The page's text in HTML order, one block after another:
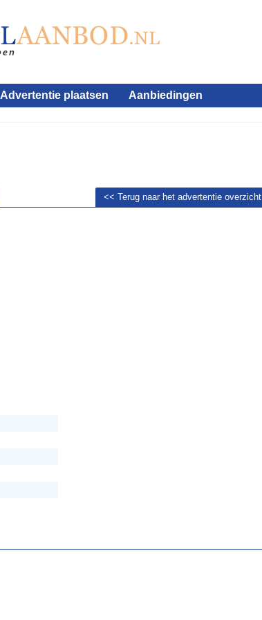
Advertentie plaatsen Aanbiedingen
<< Terug naar het advertentie overzicht